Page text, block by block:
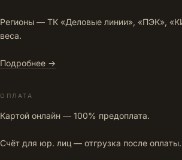
Регионы — ТК «Деловые линии», «ПЭК»,
веса.
Подробнее →
ОПЛАТА
Картой онлайн — 100% предоплата.
Счёт для юр. лиц — отгрузка после оплаты.